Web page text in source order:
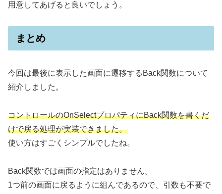
用意してあげると良いでしょう。
まとめ
今回は最後に表示した画面に遷移するBack関数について
紹介しました。
コントロールのOnSelectプロパティにBack関数を書くだ
けで戻る処理が実装できました。
使い方はすごくシンプルでしたね。
Back関数では画面の指定はありません。
1つ前の画面に戻るように組んであるので、引数も不要で